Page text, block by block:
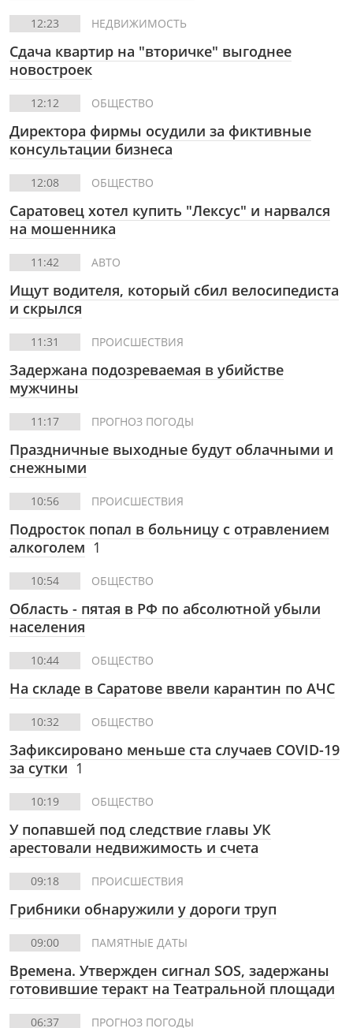
12:23 НЕДВИЖИМОСТЬ
Сдача квартир на "вторичке" выгоднее
новостроек
12:12 ОБЩЕСТВО
Директора фирмы осудили за фиктивные
консультации бизнеса
12:08 ОБЩЕСТВО
Саратовец хотел купить "Лексус" и нарвался
на мошенника
11:42 АВТО
Ищут водителя, который сбил велосипедиста
и скрылся
11:31 ПРОИСШЕСТВИЯ
Задержана подозреваемая в убийстве
мужчины
11:17 ПРОГНОЗ ПОГОДЫ
Праздничные выходные будут облачными и
снежными
10:56 ПРОИСШЕСТВИЯ
Подросток попал в больницу с отравлением
алкоголем 1
10:54 ОБЩЕСТВО
Область - пятая в РФ по абсолютной убыли
населения
10:44 ОБЩЕСТВО
На складе в Саратове ввели карантин по АЧС
10:32 ОБЩЕСТВО
Зафиксировано меньше ста случаев COVID-19
за сутки 1
10:19 ОБЩЕСТВО
У попавшей под следствие главы УК
арестовали недвижимость и счета
09:18 ПРОИСШЕСТВИЯ
Грибники обнаружили у дороги труп
09:00 ПАМЯТНЫЕ ДАТЫ
Времена. Утвержден сигнал SOS, задержаны
готовившие теракт на Театральной площади
06:37 ПРОГНОЗ ПОГОДЫ